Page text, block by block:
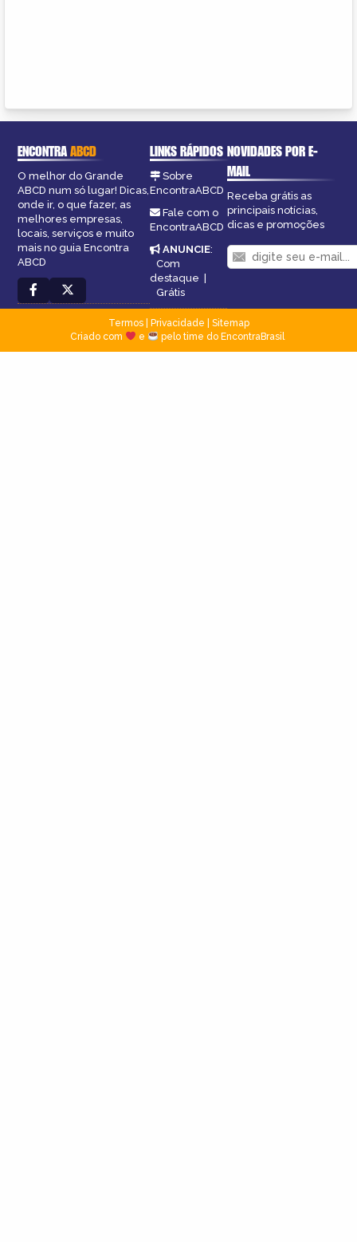
ENCONTRAABCD
O melhor do Grande
ABCD num só lugar! Dicas,
onde ir, o que fazer, as
melhores empresas,
locais, serviços e muito
mais no guia Encontra
ABCD
LINKS RÁPIDOS
Sobre
EncontraABCD
Fale com o
EncontraABCD
ANUNCIE:
Com
destaque
Grátis
NOVIDADES POR E-
MAIL
Receba grátis as
principais notícias,
dicas e promoções
Termos| Privacidade
Sitemap
Criado com
e pelo time do EncontraBrasil